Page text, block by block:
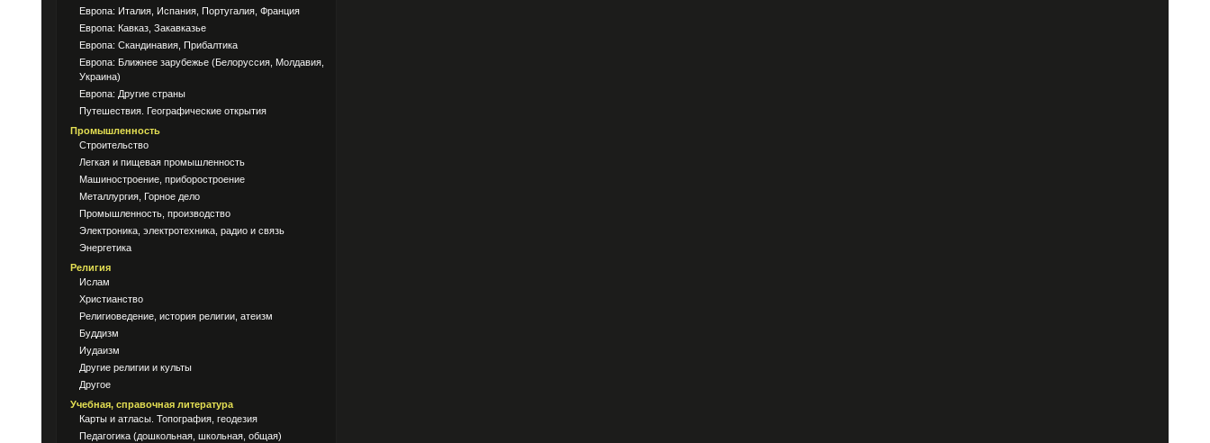
Европа: Италия, Испания, Португалия, Франция
Европа: Кавказ, Закавказье
Европа: Скандинавия, Прибалтика
Европа: Ближнее зарубежье (Белоруссия, Молдавия,
Украина)
Европа: Другие страны
Путешествия. Географические открытия
Промышленность
Строительство
Легкая и пищевая промышленность
Машиностроение, приборостроение
Металлургия, Горное дело
Промышленность, производство
Электроника, электротехника, радио и связь
Энергетика
Религия
Ислам
Христианство
Религиоведение, история религии, атеизм
Буддизм
Иудаизм
Другие религии и культы
Другое
Учебная, справочная литература
Карты и атласы. Топография, геодезия
Педагогика (дошкольная, школьная, общая)